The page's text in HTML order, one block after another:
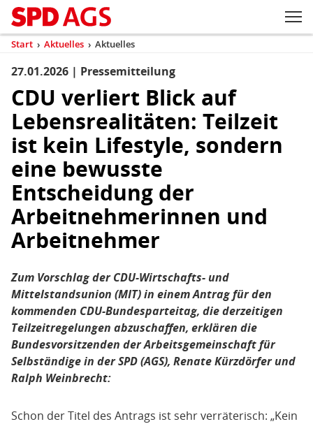
Kopfbereich
Sprungmarken-
Navigation
Zum Inhaltsbereich der Seite
Zum Fußbereich der Seite
Hauptnavigation
Sie
sind
Start › Aktuelles › Aktuelles
Inhaltsbereich
Aktuelles
27.01.2026 | Pressemitteilung
CDU verliert Blick auf
Lebensrealitäten: Teilzeit
ist kein Lifestyle, sondern
eine bewusste
Entscheidung der
Arbeitnehmerinnen und
Arbeitnehmer
Zum Vorschlag der CDU-Wirtschafts- und
Mittelstandsunion (MIT) in einem Antrag für den
kommenden CDU-Bundesparteitag, die derzeitigen
Teilzeitregelungen abzuschaffen, erklären die
Bundesvorsitzenden der Arbeitsgemeinschaft für
Selbständige in der SPD (AGS), Renate Kürzdörfer und
Ralph Weinbrecht:
Schon der Titel des Antrags ist sehr verräterisch: „Kein